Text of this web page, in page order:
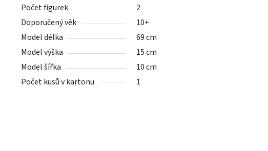
Počet figurek
2
Doporučený věk
10+
Model délka
69 cm
Model výška
15 cm
Model šířka
10 cm
Počet kusů v kartonu
1